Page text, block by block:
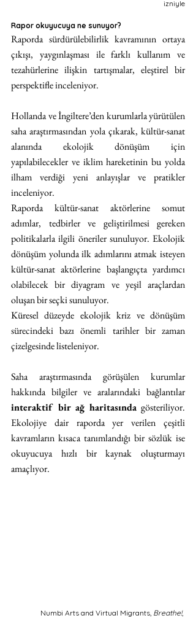
izniyle
Rapor okuyucuya ne sunuyor?
Raporda sürdürülebilirlik kavramının ortaya
çıkışı, yaygınlaşması ile farklı kullanım ve
tezahürlerine ilişkin tartışmalar, eleştirel bir
perspektifle inceleniyor.
Hollanda ve İngiltere’den kurumlarla yürütülen
saha araştırmasından yola çıkarak, kültür-sanat
alanında ekolojik dönüşüm için
yapılabilecekler ve iklim hareketinin bu yolda
ilham verdiği yeni anlayışlar ve pratikler
inceleniyor.
Raporda kültür-sanat aktörlerine somut
adımlar, tedbirler ve geliştirilmesi gereken
politikalarla ilgili öneriler sunuluyor. Ekolojik
dönüşüm yolunda ilk adımlarını atmak isteyen
kültür-sanat aktörlerine başlangıçta yardımcı
olabilecek bir diyagram ve yeşil araçlardan
oluşan bir seçki sunuluyor.
Küresel düzeyde ekolojik kriz ve dönüşüm
sürecindeki bazı önemli tarihler bir zaman
çizelgesinde listeleniyor.
Saha araştırmasında görüşülen kurumlar
interaktif bir ağ haritasında gösteriliyor.
Ekolojiye dair raporda yer verilen çeşitli
kavramların kısaca tanımlandığı bir sözlük ise
okuyucuya hızlı bir kaynak oluşturmayı
amaçlıyor.
Numbi Arts and Virtual Migrants, Breathe!,